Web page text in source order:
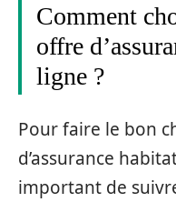
Comment
offre
ligne ?
Pour faire le bon
d’assurance
important de